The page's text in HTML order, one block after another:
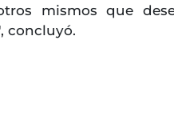
mismos que
concluyó.